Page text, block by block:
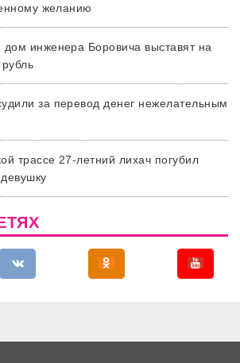
желанию
дом инженера Боровича выставят на
за перевод денег нежелательным
трассе 27-летний лихач погубил